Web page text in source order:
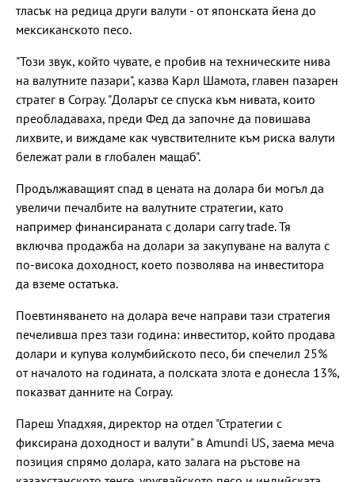
тласък на редица други валути - от японската йена до
мексиканското песо.
"Този звук, който чувате, е пробив на техническите нива
на валутните пазари", казва Карл Шамота, главен пазарен
стратег в Corpay. "Доларът се спуска към нивата, които
преобладаваха, преди Фед да започне да повишава
лихвите, и виждаме как чувствителните към риска валути
бележат рали в глобален мащаб".
Продължаващият спад в цената на долара би могъл да
увеличи печалбите на валутните стратегии, като
например финансираната с долари carry trade. Тя
включва продажба на долари за закупуване на валута с
по-висока доходност, което позволява на инвеститора
да вземе остатъка.
Поевтиняването на долара вече направи тази стратегия
печеливша през тази година: инвеститор, който продава
долари и купува колумбийското песо, би спечелил 25%
от началото на годината, а полската злота е донесла 13%,
показват данните на Corpay.
Пареш Упадхяя, директор на отдел "Стратегии с
фиксирана доходност и валути" в Amundi US, заема меча
позиция спрямо долара, като залага на ръстове на